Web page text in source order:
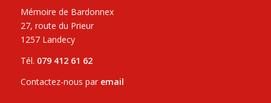
Mémoire de Bardonnex
27, route du Prieur
1257 Landecy
Tél. 079 412 61 62
Contactez-nous par email